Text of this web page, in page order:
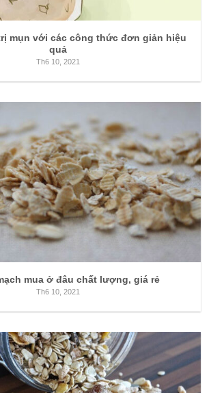
mụn với các công thức đơn giản hiệu
quả
Th6 10, 2021
mua ở đâu chất lượng, giá rẻ
Th6 10, 2021